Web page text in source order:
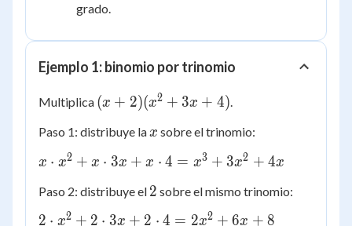
grado.
Ejemplo 1: binomio por trinomio
Multiplica (x+2)
(x + 2)(x2 + 3x + 4).
Paso 1: distribuye la x
x sobre el trinomio:
x
x^2
+ x
x ⋅ x2 + x ⋅ 3x + x ⋅ 4 = x3 + 3x2 + 4x
Paso 2: distribuye el 2
2 sobre el mismo trinomio:
2
2 ⋅ x2 + 2 ⋅ 3x + 2 ⋅ 4 = 2x2 + 6x + 8